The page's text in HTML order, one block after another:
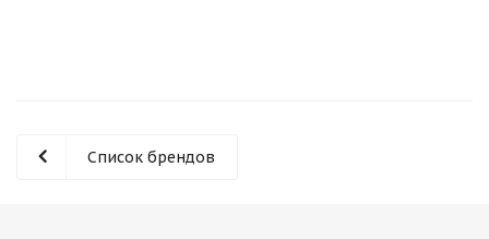
Список брендов